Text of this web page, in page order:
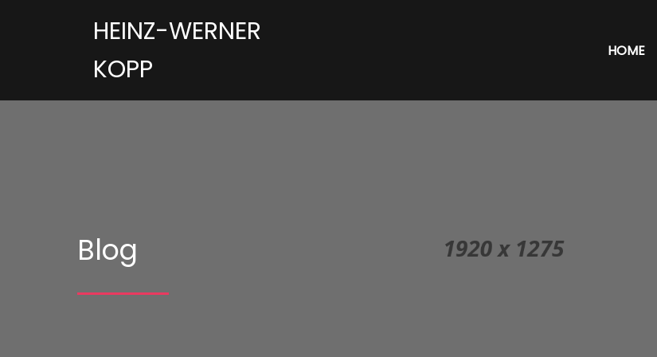
HEINZ-WERNER
KOPP
HOME
Blog